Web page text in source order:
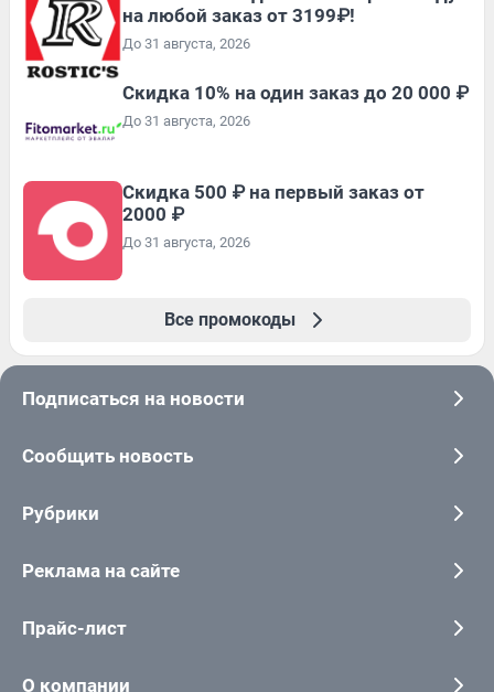
на любой заказ от 3199₽!
До 31 августа, 2026
Скидка 10% на один заказ до 20 000 ₽
До 31 августа, 2026
Скидка 500 ₽ на первый заказ от
2000 ₽
До 31 августа, 2026
Все промокоды
Подписаться на новости
Сообщить новость
Рубрики
Реклама на сайте
Прайс-лист
О компании